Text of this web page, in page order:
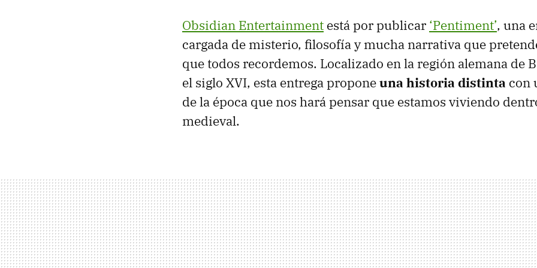
Obsidian Entertainment está por publicar ‘Pentiment’, una
cargada de misterio, filosofía y mucha narrativa que
que todos recordemos. Localizado en la región alemana de
el siglo XVI, esta entrega proponeuna historia distinta con
de la época que nos hará pensar que estamos viviendo
medieval.